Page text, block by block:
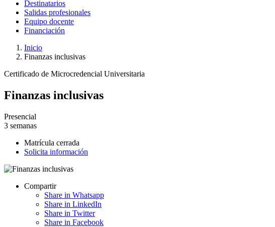
Destinatarios
Salidas profesionales
Equipo docente
Financiación
Inicio
Finanzas inclusivas
Certificado de Microcredencial Universitaria
Finanzas inclusivas
Presencial
3 semanas
Matrícula cerrada
Solicita información
Compartir
Share in Whatsapp
Share in LinkedIn
Share in Twitter
Share in Facebook